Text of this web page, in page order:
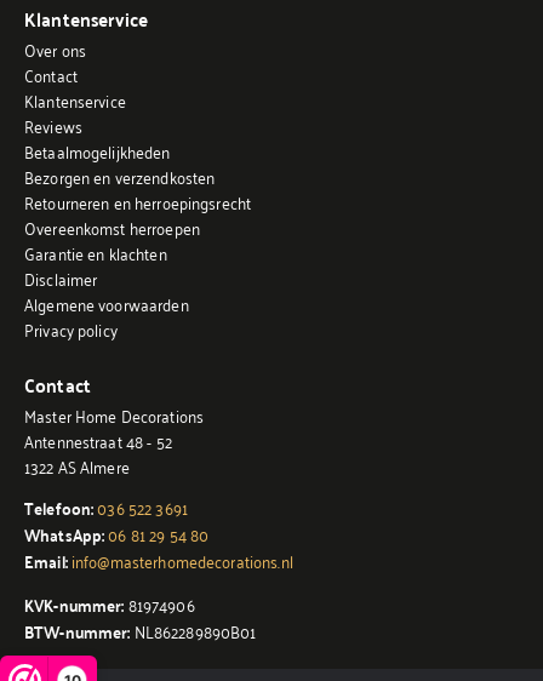
Klantenservice
Over ons
Contact
Klantenservice
Reviews
Betaalmogelijkheden
Bezorgen en verzendkosten
Retourneren en herroepingsrecht
Overeenkomst herroepen
Garantie en klachten
Disclaimer
Algemene voorwaarden
Privacy policy
Contact
Master Home Decorations
Antennestraat 48 - 52
1322 AS Almere
Telefoon:036 522 3691
WhatsApp:06 81 29 54 80
Email:info@masterhomedecorations.nl
KVK-nummer:81974906
BTW-nummer: NL862289890B01